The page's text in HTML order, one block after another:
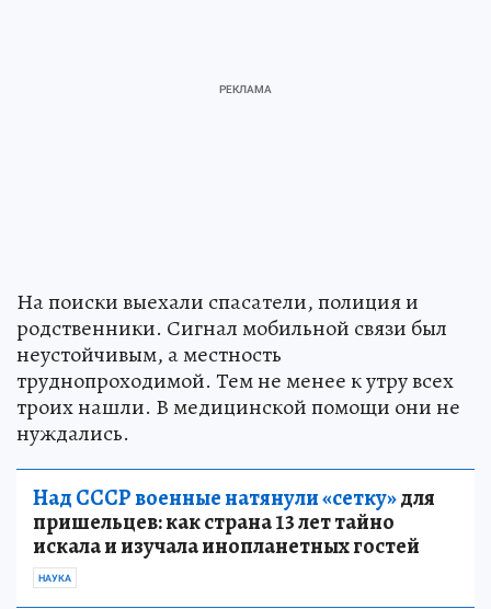
На поиски выехали спасатели, полиция и
родственники. Сигнал мобильной связи был
неустойчивым, а местность
труднопроходимой. Тем не менее к утру всех
троих нашли. В медицинской помощи они не
нуждались.
Над СССР военные натянули «сетку»для
пришельцев: как страна 13 лет тайно
искала и изучала инопланетных гостей
НАУКА